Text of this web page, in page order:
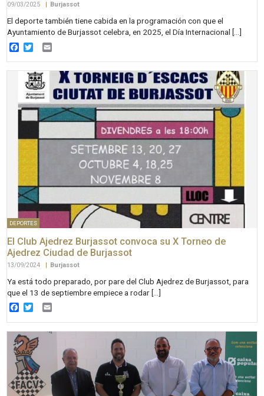
09/03/2025 | Burjassot
El deporte también tiene cabida en la programación con que el
Ayuntamiento de Burjassot celebra, en 2025, el Día Internacional […]
Facebook
Twitter
DEPORTES
El Club Ajedrez Burjassot convoca su X Torneo de
Ajedrez Ciudad de Burjassot
13/09/2024 | Burjassot
Ya está todo preparado, por pare del Club Ajedrez de Burjassot, para
que el 13 de septiembre empiece a rodar […]
Facebook
Twitter